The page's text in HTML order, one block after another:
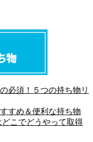
必須！５つの持ち物リ
すめ＆便利な持ち物
こでどうやって取得